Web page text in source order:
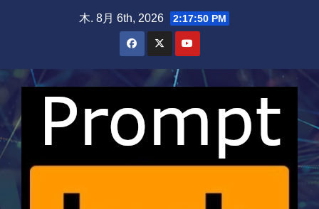
木. 8月 6th, 2026 2:17:51 PM